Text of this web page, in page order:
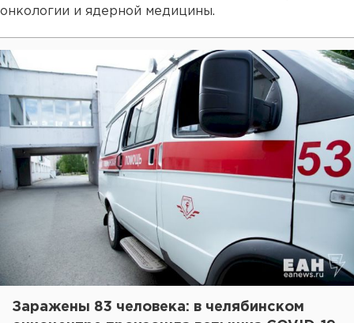
онкологии и ядерной медицины.
Заражены 83 человека: в челябинском